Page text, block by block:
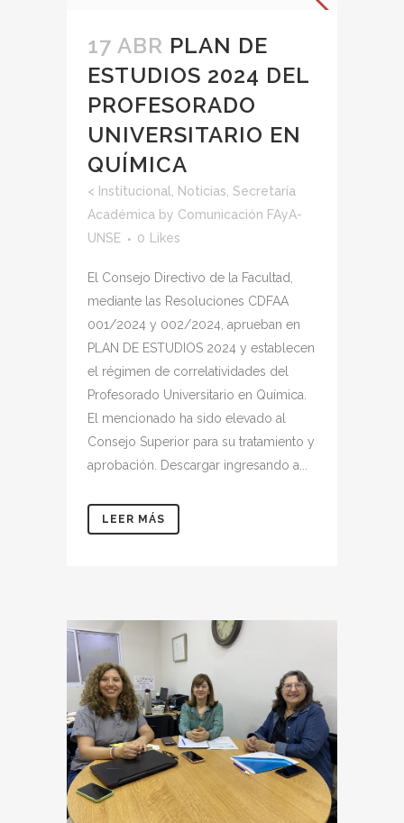
17 ABR PLAN DE
ESTUDIOS 2024 DEL
PROFESORADO
UNIVERSITARIO EN
QUÍMICA
< Institucional, Noticias, Secretaría
Académica by Comunicación FAyA-
UNSE
0 Likes
El Consejo Directivo de la Facultad,
mediante las Resoluciones CDFAA
001/2024 y 002/2024, aprueban en
PLAN DE ESTUDIOS 2024 y establecen
el régimen de correlatividades del
Profesorado Universitario en Química.
El mencionado ha sido elevado al
Consejo Superior para su tratamiento y
aprobación. Descargar ingresando a...
LEER MÁS